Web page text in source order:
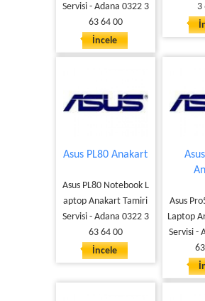
Servisi - Adana 0322 3
63 64 00
İncele
3
Asus PL80 Anakart
Asus PL80 Notebook L
aptop Anakart Tamiri
Servisi - Adana 0322 3
63 64 00
İncele
Asus
Laptop
Servisi -